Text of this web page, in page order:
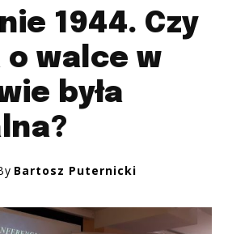
1944. Czy
o walce w
była
Bartosz Puternicki